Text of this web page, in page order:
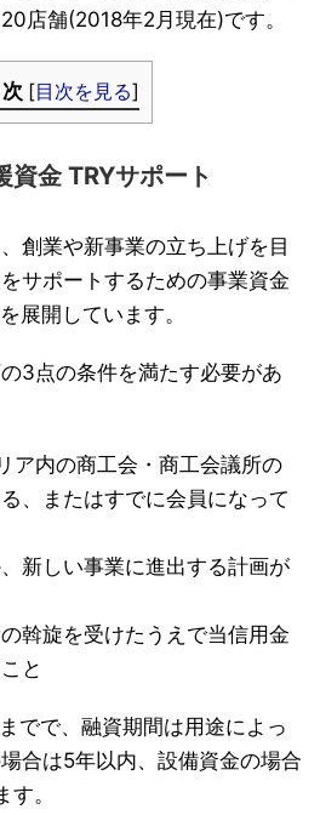
店舗(2018年2月現在)です。
次 [目次を見る]
資金 TRYサポート
創業や新事業の立ち上げを目
サポートするための事業資金
展開しています。
3点の条件を満たす必要があ
ア内の商工会・商工会議所の
、またはすでに会員になって
新しい事業に進出する計画が
斡旋を受けたうえで当信用金
と
でで、融資期間は用途によっ
合は5年以内、設備資金の場合
。